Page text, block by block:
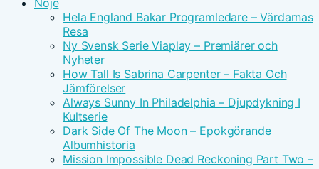
Nöje
Hela England Bakar Programledare – Värdarnas
Resa
Ny Svensk Serie Viaplay – Premiärer och
Nyheter
How Tall Is Sabrina Carpenter – Fakta Och
Jämförelser
Always Sunny In Philadelphia – Djupdykning I
Kultserie
Dark Side Of The Moon – Epokgörande
Albumhistoria
Mission Impossible Dead Reckoning Part Two –